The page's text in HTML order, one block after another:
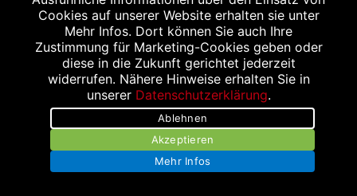
Impressum
Datenschutz
Barrierefreiheit
Cookies auf unserer Website erhalten sie unter
Mehr Infos. Dort können Sie auch Ihre
Zustimmung für Marketing-Cookies geben oder
diese in die Zukunft gerichtet jederzeit
widerrufen. Nähere Hinweise erhalten Sie in
unserer Datenschutzerklärung.
Ablehnen
Akzeptieren
Mehr Infos